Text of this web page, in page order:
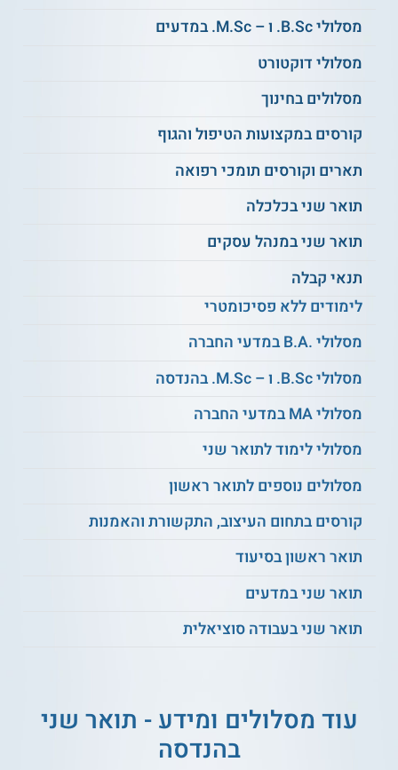
הסטודנטים בוחרים אחת משתי מגמות אפשריות – המגמה
של החוג למדעי המחשב והפקולטה למדעי הטבע; והמגמה
לאבטחת מידע יישומית, הנמצאת תחת אחריותו של החוג להנדסת
מערכות מידע והפקולטה
קראו עוד עלתואר שני בסייבר
מתכונת הלימוד
כן, כדי לקבל את התואר יש להגיש עבודת תזה מחקרית.
נושאי הלימוד
קריפטוגרפיה מתקדמת
אבטחת מערכות
תכנות מערכות מבוזרות שיטות לזיהוי תקיפות
תקשורת
תנאי קבלה
מסלולי B.Sc. ו – M.Sc. במדעים
מסלולי דוקטורט
מסלולים בחינוך
קורסים במקצועות הטיפול והגוף
תארים וקורסים תומכי רפואה
תואר שני בכלכלה
תואר שני במנהל עסקים
תנאי קבלה
לימודים ללא פסיכומטרי
מסלולי .B.A במדעי החברה
מסלולי B.Sc. ו – M.Sc. בהנדסה
מסלולי MA במדעי החברה
מסלולי לימוד לתואר שני
מסלולים נוספים לתואר ראשון
קורסים בתחום העיצוב, התקשורת והאמנות
תואר ראשון בסיעוד
תואר שני במדעים
תואר שני בעבודה סוציאלית
עוד מסלולים ומידע - תואר שני
בהנדסה